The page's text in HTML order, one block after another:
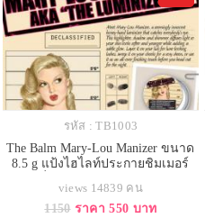
รหัส : TB1003
The Balm Mary-Lou Manizer ขนาด
8.5 g แป้งไฮไลท์ประกายชิมเมอร์
จมูกให้แลดูคม หรือไล้หน้าผากและ
ปลายคางให้หน้าดูมีมิติ สามารถใช้
views 14839 คน
1150 ราคา 550 บาท